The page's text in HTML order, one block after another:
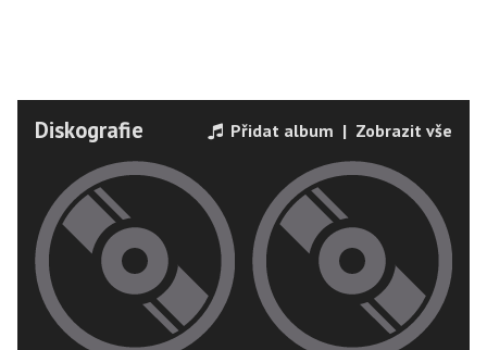
Diskografie Přidat album | Zobrazit vše